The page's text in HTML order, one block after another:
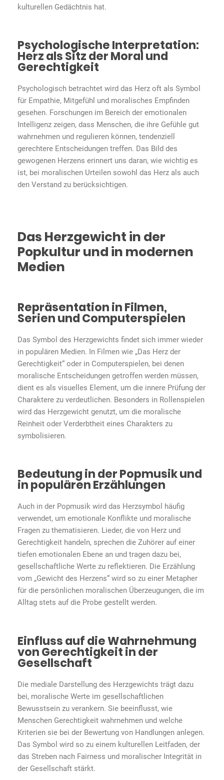
kulturellen Gedächtnis hat.
Psychologische Interpretation:
Herz als Sitz der Moral und
Gerechtigkeit
Psychologisch betrachtet wird das Herz oft als Symbol
für Empathie, Mitgefühl und moralisches Empfinden
gesehen. Forschungen im Bereich der emotionalen
Intelligenz zeigen, dass Menschen, die ihre Gefühle gut
wahrnehmen und regulieren können, tendenziell
gerechtere Entscheidungen treffen. Das Bild des
gewogenen Herzens erinnert uns daran, wie wichtig es
ist, bei moralischen Urteilen sowohl das Herz als auch
den Verstand zu berücksichtigen.
Das Herzgewicht in der
Popkultur und in modernen
Medien
Repräsentation in Filmen,
Serien und Computerspielen
Das Symbol des Herzgewichts findet sich immer wieder
in populären Medien. In Filmen wie „Das Herz der
Gerechtigkeit“ oder in Computerspielen, bei denen
moralische Entscheidungen getroffen werden müssen,
dient es als visuelles Element, um die innere Prüfung der
Charaktere zu verdeutlichen. Besonders in Rollenspielen
wird das Herzgewicht genutzt, um die moralische
Reinheit oder Verderbtheit eines Charakters zu
symbolisieren.
Bedeutung in der Popmusik und
in populären Erzählungen
Auch in der Popmusik wird das Herzsymbol häufig
verwendet, um emotionale Konflikte und moralische
Fragen zu thematisieren. Lieder, die von Herz und
Gerechtigkeit handeln, sprechen die Zuhörer auf einer
tiefen emotionalen Ebene an und tragen dazu bei,
gesellschaftliche Werte zu reflektieren. Die Erzählung
vom „Gewicht des Herzens“ wird so zu einer Metapher
für die persönlichen moralischen Überzeugungen, die im
Alltag stets auf die Probe gestellt werden.
Einfluss auf die Wahrnehmung
von Gerechtigkeit in der
Gesellschaft
Die mediale Darstellung des Herzgewichts trägt dazu
bei, moralische Werte im gesellschaftlichen
Bewusstsein zu verankern. Sie beeinflusst, wie
Menschen Gerechtigkeit wahrnehmen und welche
Kriterien sie bei der Bewertung von Handlungen anlegen.
Das Symbol wird so zu einem kulturellen Leitfaden, der
das Streben nach Fairness und moralischer Integrität in
der Gesellschaft stärkt.